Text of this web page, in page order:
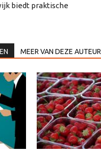
biedt praktische
MEER VAN DEZE AUTEUR